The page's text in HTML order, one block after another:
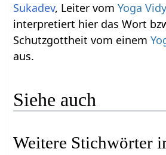
Sukadev, Leiter vomYoga
interpretiert hier das Wort
Schutzgottheit‏‎ vom einem
aus.
Siehe auch
Weitere Stichwörter